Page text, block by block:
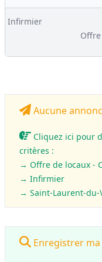
Infirmier
Aucune
Cliquez ici pour
critères :
→ Offre de locaux -
→ Infirmier
→ Saint-Laurent-du-
Enregistrer